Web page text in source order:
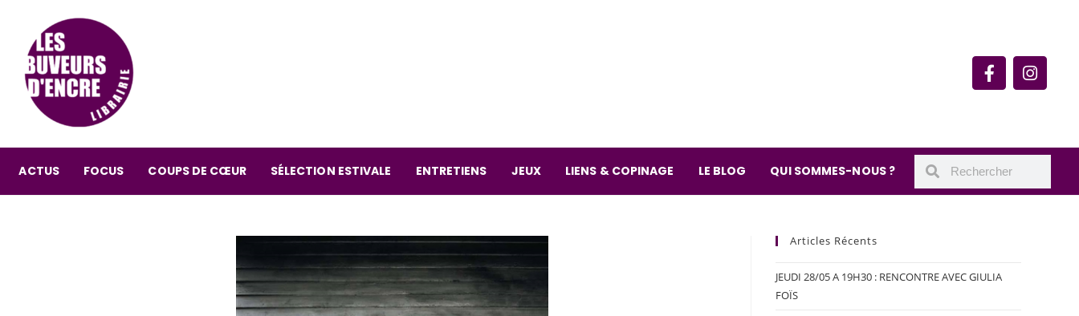
ACTUS FOCUS COUPS DE CŒUR SÉLECTION ESTIVALE ENTRETIENS JEUX LIENS & COPINAGE LE BLOG QUI SOMMES-NOUS ?
Articles Récents
JEUDI 28/05 A 19H30 : RENCONTRE AVEC GIULIA
FOÏS